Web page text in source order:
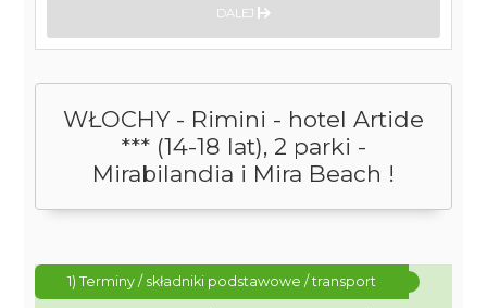
WŁOCHY - Rimini - hotel Artide
*** (14-18 lat), 2 parki -
Mirabilandia i Mira Beach !
1) Terminy / składniki podstawowe / transport
DALEJ